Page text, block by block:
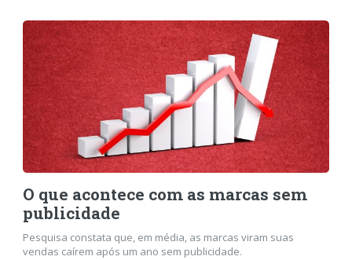
O que acontece com as marcas sem
publicidade
Pesquisa constata que, em média, as marcas viram suas
vendas caírem após um ano sem publicidade.